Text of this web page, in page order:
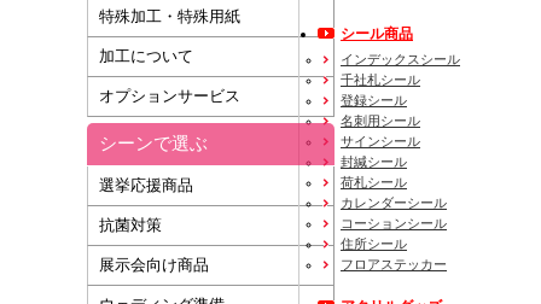
特殊加工・特殊用紙
加工について
オプションサービス
シーンで選ぶ
選挙応援商品
抗菌対策
展示会向け商品
シール商品
インデックスシール
千社札シール
登録シール
名刺用シール
サインシール
封緘シール
荷札シール
カレンダーシール
コーションシール
住所シール
フロアステッカー